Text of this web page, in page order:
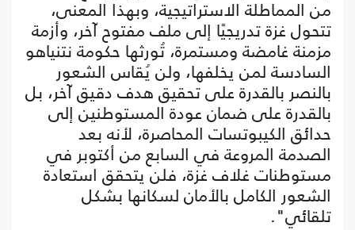
من المماطلة الاستراتيجية، وبهذا المعنى،
تتحول غزة تدريجيًا إلى ملف مفتوح آخر، وأزمة
مزمنة غامضة ومستمرة، تُورثها حكومة نتنياهو
السادسة لمن يخلفها، ولن يُقاس الشعور
بالنصر بالقدرة على تحقيق هدف دقيق آخر، بل
بالقدرة على ضمان عودة المستوطنين إلى
حدائق الكيبوتسات المحاصرة، لأنه بعد
الصدمة المروعة في السابع من أكتوبر في
مستوطنات غلاف غزة، فلن يتحقق استعادة
الشعور الكامل بالأمان لسكانها بشكل
تلقائي".